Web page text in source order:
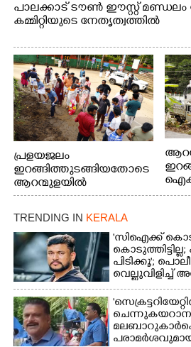
പാലക്കാട് ടൗൺ ഈസ്റ്റ്
കമ്മിറ്റിയുടെ നേതൃത്വത്തിൽ
പ്രളയജലം
ഇറങ്ങിത്തുടങ്ങിയതോടെ
ആറന്മുളയിൽ
ഗ്രാമപഞ്ചായത്ത്
പ്രസിഡന്റ് മാരും
അംഗങ്ങളും
രാഷ്ട്രീയപ്രവത്തകരും
അടങ്ങുന്ന സംഘം
റോഡിൽ അടിഞ്ഞ് കൂടിയ
ചെളിയും മണ്ണും മറ്റ്
മാലിന്യങ്ങളും നീക്കം
ചെയ്യുന്നു.
ന്നു.
TRENDING IN KERALA
'സിഐക്ക്
കൊടുത്തിട്ടില്ല;
പിടിക്കൂ';